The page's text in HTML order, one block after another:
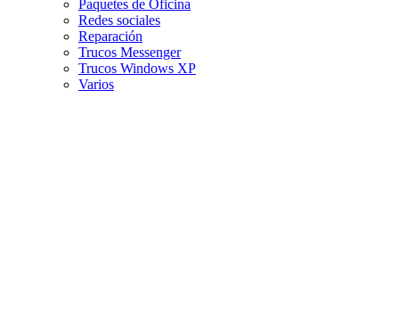
Paquetes de Oficina
Redes sociales
Reparación
Trucos Messenger
Trucos Windows XP
Varios